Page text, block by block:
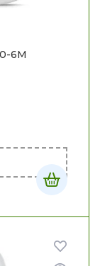
6M